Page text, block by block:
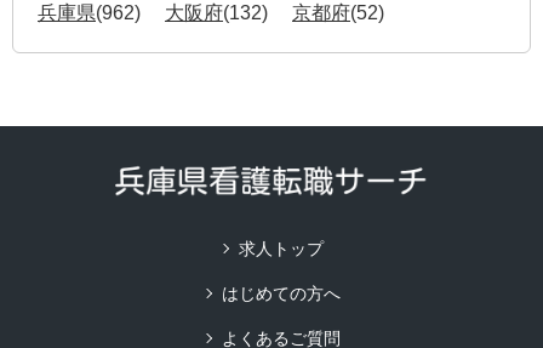
兵庫県(962) 大阪府(132) 京都府(52)
求人トップ
はじめての方へ
よくあるご質問